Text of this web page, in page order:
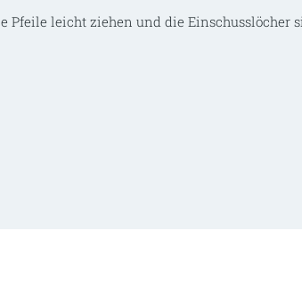
leicht ziehen und die Einschusslöcher